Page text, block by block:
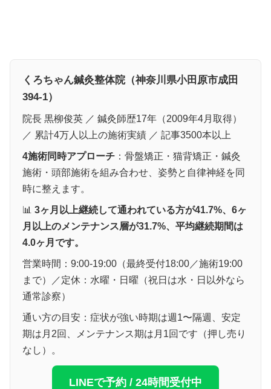
くろちゃん鍼灸整体院（神奈川県小田原市成田
394-1）
院長 黒柳俊英 ／ 鍼灸師歴17年（2009年4月取得）
／ 累計4万人以上の施術実績 ／ 記事3500本以上
4施術同時アプローチ ：骨盤矯正・猫背矯正・鍼灸
施術・頭部施術を組み合わせ、姿勢と自律神経を同
時に整えます。
📊 3ヶ月以上継続して通われている方が41.7%、6ヶ
月以上のメンテナンス層が31.7%、平均継続期間は
4.0ヶ月です。
営業時間：9:00-19:00（最終受付18:00／施術19:00
まで）／定休：水曜・日曜（祝日は水・日以外なら
通常診察）
通い方の目安：症状が強い時期は週1〜隔週、安定
期は月2回、メンテナンス期は月1回です（押し売り
なし）。
LINEで予約 / 24時間受付中